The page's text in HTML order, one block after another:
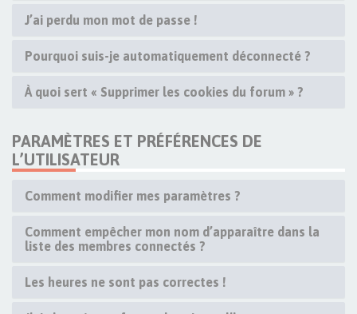
J’ai perdu mon mot de passe !
Pourquoi suis-je automatiquement déconnecté ?
À quoi sert « Supprimer les cookies du forum » ?
PARAMÈTRES ET PRÉFÉRENCES DE
L’UTILISATEUR
Comment modifier mes paramètres ?
Comment empêcher mon nom d’apparaître dans la
liste des membres connectés ?
Les heures ne sont pas correctes !